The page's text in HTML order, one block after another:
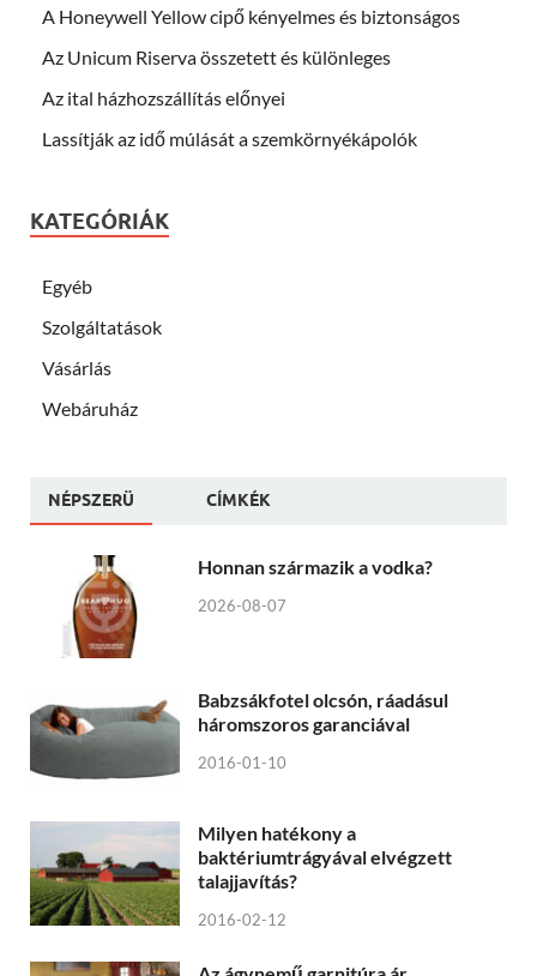
A Honeywell Yellow cipő kényelmes és biztonságos
Az Unicum Riserva összetett és különleges
Az ital házhozszállítás előnyei
Lassítják az idő múlását a szemkörnyékápolók
KATEGÓRIÁK
Egyéb
Szolgáltatások
Vásárlás
Webáruház
NÉPSZERÜ CÍMKÉK
Honnan származik a vodka?
2026-08-07
Babzsákfotel olcsón, ráadásul
háromszoros garanciával
2016-01-10
Milyen hatékony a
baktériumtrágyával elvégzett
talajjavítás?
2016-02-12